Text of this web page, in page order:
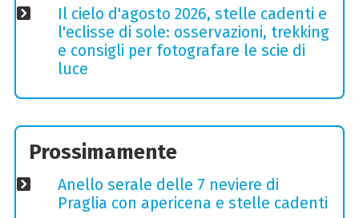
Il cielo d'agosto 2026, stelle cadenti e
l'eclisse di sole: osservazioni, trekking
e consigli per fotografare le scie di
luce
Prossimamente
Anello serale delle 7 neviere di
Praglia con apericena e stelle cadenti